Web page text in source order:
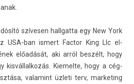
szívesen hallgat­ta egy New York
USA-ban is­mert Fac­tor King Llc el­
előadását, aki arról beszélt, hogy
kis­vállal­kozás. Kiemel­te, hogy a cég­
valamint üzleti terv, mar­ket­ing